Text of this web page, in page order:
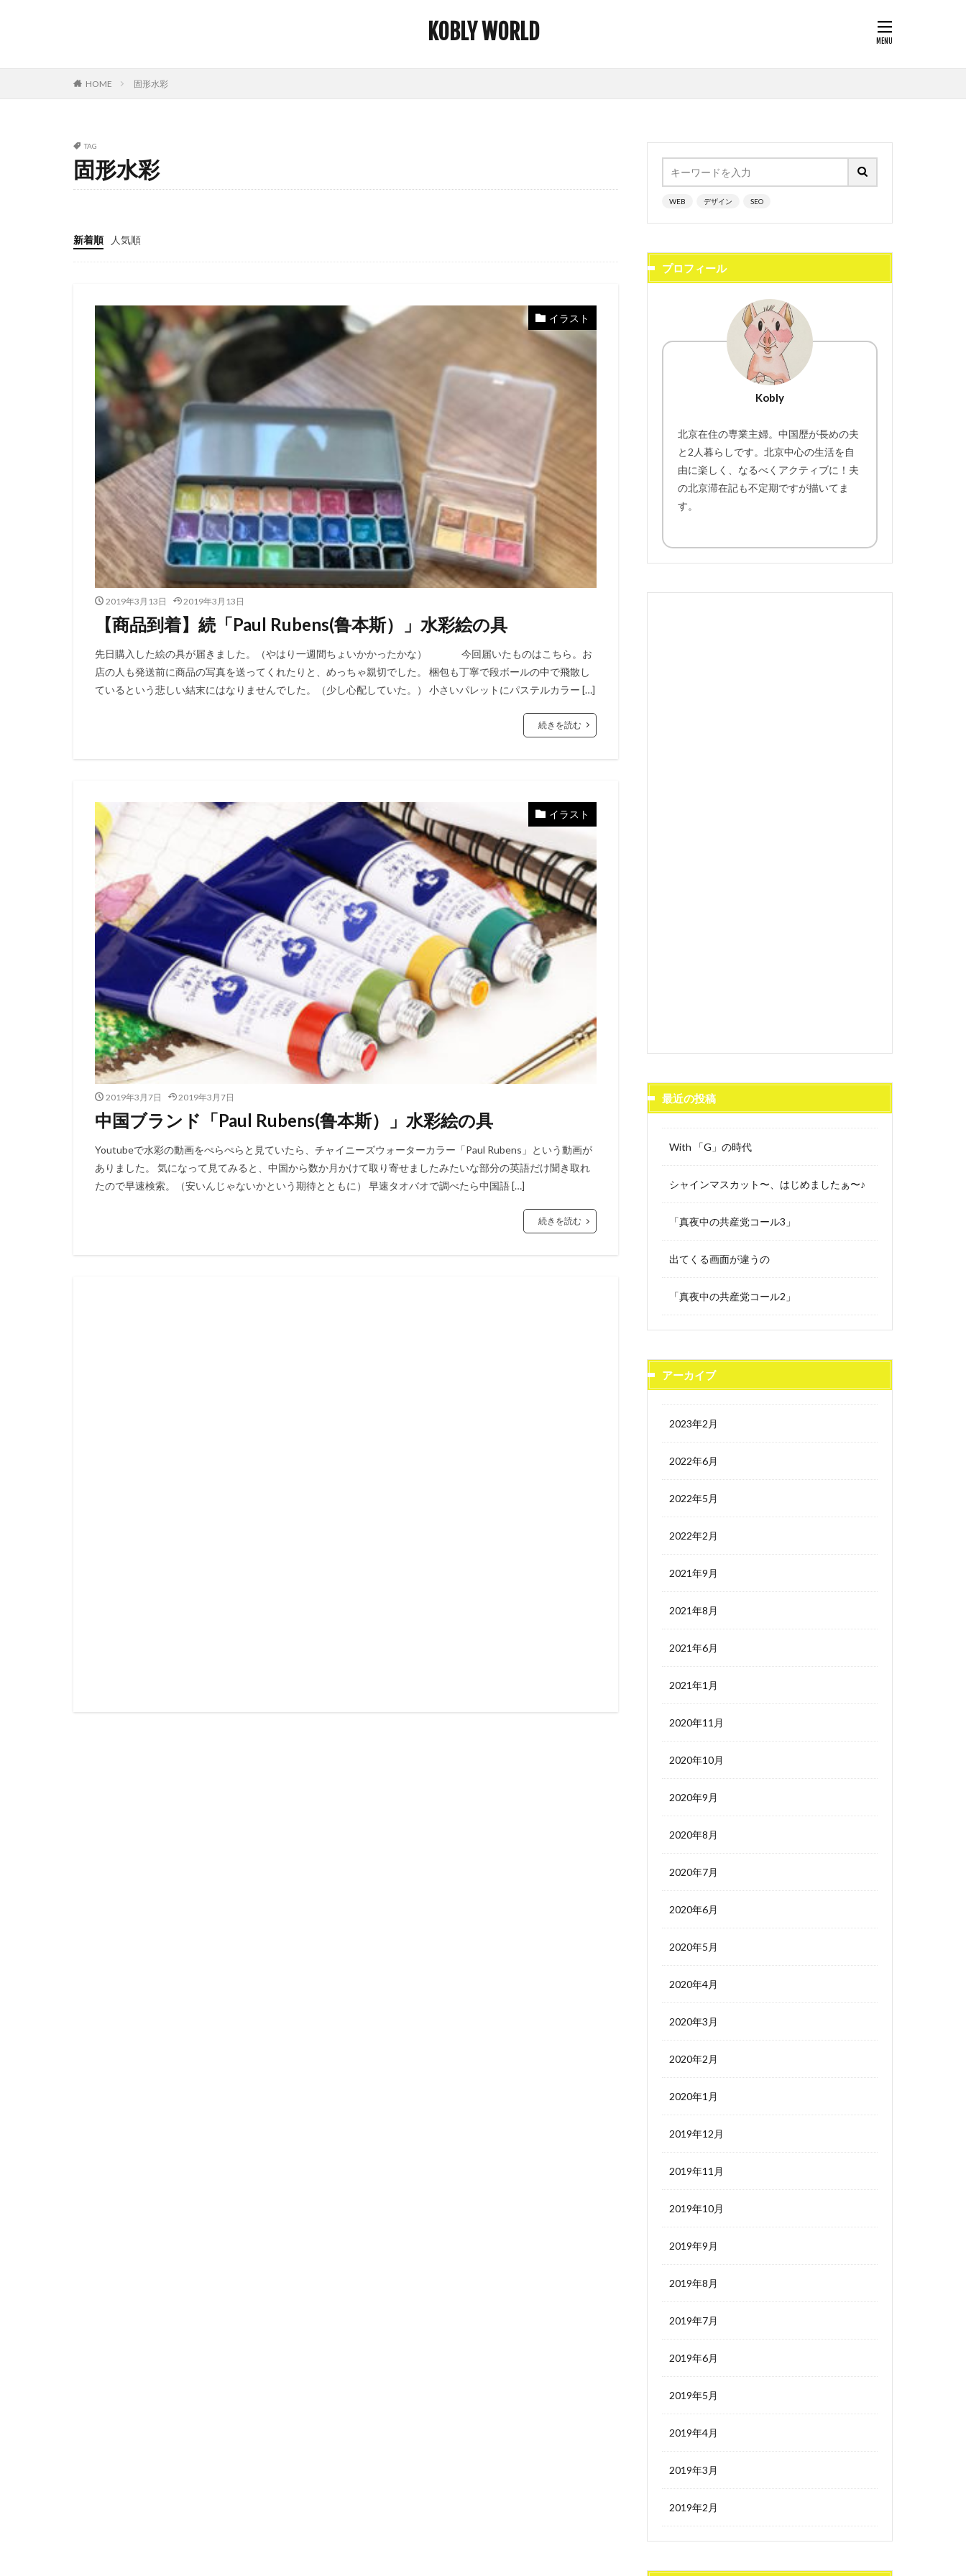
KOBLY WORLD
HOME 固形水彩
TAG
固形水彩
新着順 人気順
イラスト
2019年3月13日 2019年3月13日
【商品到着】続「Paul Rubens(鲁本斯）」水彩絵の具
先日購入した絵の具が届きました。（やはり一週間ちょいかかったかな） 今回届いたものはこちら。お
店の人も発送前に商品の写真を送ってくれたりと、めっちゃ親切でした。 梱包も丁寧で段ボールの中で飛散し
ているという悲しい結末にはなりませんでした。（少し心配していた。） 小さいパレットにパステルカラー […]
続きを読む
イラスト
2019年3月7日 2019年3月7日
中国ブランド「Paul Rubens(鲁本斯）」水彩絵の具
Youtubeで水彩の動画をぺらぺらと見ていたら、チャイニーズウォーターカラー「Paul Rubens」という動画が
ありました。 気になって見てみると、中国から数か月かけて取り寄せましたみたいな部分の英語だけ聞き取れ
たので早速検索。（安いんじゃないかという期待とともに） 早速タオバオで調べたら中国語 […]
続きを読む
WEB デザイン SEO
プロフィール
Kobly
北京在住の専業主婦。中国歴が長めの夫
と2人暮らしです。北京中心の生活を自
由に楽しく、なるべくアクティブに！夫
の北京滞在記も不定期ですが描いてま
す。
最近の投稿
With 「G」の時代
シャインマスカット〜、はじめましたぁ〜♪
「真夜中の共産党コール3」
出てくる画面が違うの
「真夜中の共産党コール2」
アーカイブ
2023年2月
2022年6月
2022年5月
2022年2月
2021年9月
2021年8月
2021年6月
2021年1月
2020年11月
2020年10月
2020年9月
2020年8月
2020年7月
2020年6月
2020年5月
2020年4月
2020年3月
2020年2月
2020年1月
2019年12月
2019年11月
2019年10月
2019年9月
2019年8月
2019年7月
2019年6月
2019年5月
2019年4月
2019年3月
2019年2月